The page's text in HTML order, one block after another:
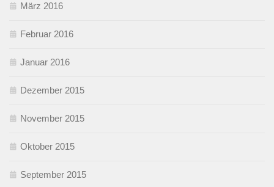
März 2016
Februar 2016
Januar 2016
Dezember 2015
November 2015
Oktober 2015
September 2015